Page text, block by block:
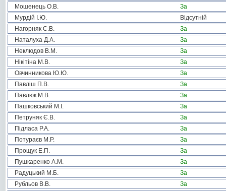
Мошенець О.В.
За
Мурдій І.Ю.
Відсутній
Нагорняк С.В.
За
Наталуха Д.А.
За
Неклюдов В.М.
За
Нікітіна М.В.
За
Овчинникова Ю.Ю.
За
Павліш П.В.
За
Павлюк М.В.
За
Пашковський М.І.
За
Петруняк Є.В.
За
Підласа Р.А.
За
Потураєв М.Р.
За
Прощук Е.П.
За
Пушкаренко А.М.
За
Радуцький М.Б.
За
Рубльов В.В.
За